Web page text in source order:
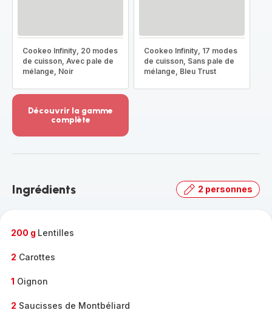
Cookeo Infinity, 20 modes
de cuisson, Avec pale de
mélange, Noir
Cookeo Infinity, 17 modes
de cuisson, Sans pale de
mélange, Bleu Trust
Découvrir la gamme
complète
-
gamme
Ingrédients 2 personnes
200 g Lentilles
2 Carottes
1 Oignon
2 Saucisses de Montbéliard